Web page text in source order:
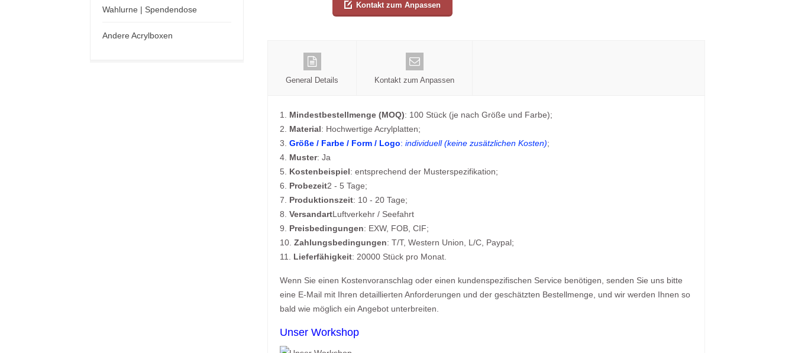
Kontakt zum Anpassen
General Details Kontakt zum Anpassen
1. Mindestbestellmenge (MOQ): 100 Stück (je nach Größe und Farbe);
2. Material: Hochwertige Acrylplatten;
3. Größe / Farbe / Form / Logo: individuell (keine zusätzlichen Kosten);
4. Muster: Ja
5. Kostenbeispiel: entsprechend der Musterspezifikation;
6. Probezeit2 - 5 Tage;
7. Produktionszeit: 10 - 20 Tage;
8. VersandartLuftverkehr / Seefahrt
9. Preisbedingungen: EXW, FOB, CIF;
10. Zahlungsbedingungen: T/T, Western Union, L/C, Paypal;
11. Lieferfähigkeit: 20000 Stück pro Monat.
Wenn Sie einen Kostenvoranschlag oder einen kundenspezifischen Service benötigen, senden Sie uns bitte
eine E-Mail mit Ihren detaillierten Anforderungen und der geschätzten Bestellmenge, und wir werden Ihnen so
bald wie möglich ein Angebot unterbreiten.
Unser Workshop
Wahlurne | Spendendose
Andere Acrylboxen